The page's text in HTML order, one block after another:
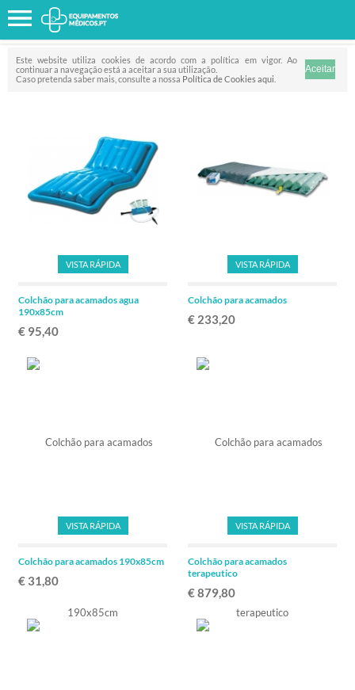
Este website utiliza cookies de acordo com a política em vigor. Ao
continuar a navegação está a aceitar a sua utilização.
Caso pretenda saber mais, consulte a nossa Política de Cookies aqui
FILTRO
Colchão para acamados agua
190x85cm
€ 95,40
VISTA RÁPIDA
Colchão para acamados
€ 233,20
VISTA RÁPIDA
Colchão para acamados 190x85cm
€ 31,80
VISTA RÁPIDA
Colchão para acamados
terapeutico
€ 879,80
VISTA RÁPIDA